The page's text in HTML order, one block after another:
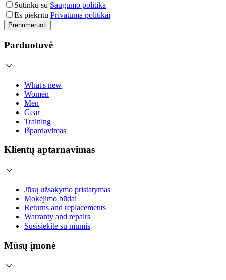
Sutinku su Saugumo politika
Es piekrītu Privātuma politikai
Prenumeruoti
Parduotuvė
What's new
Women
Men
Gear
Training
Išpardavimas
Klientų aptarnavimas
Jūsų užsakymo pristatymas
Mokėjimo būdai
Returns and replacements
Warranty and repairs
Susisiekite su mumis
Mūsų įmonė